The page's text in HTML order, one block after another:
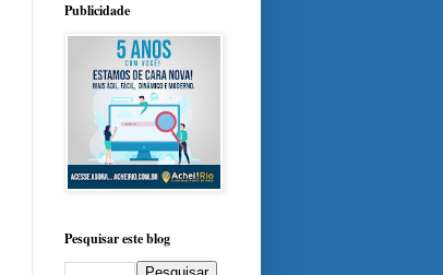
Publicidade
Pesquisar este blog